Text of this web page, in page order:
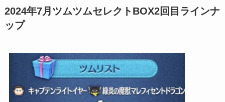
2024年7月ツムツムセレクトBOX2回目ラインナ
ップ